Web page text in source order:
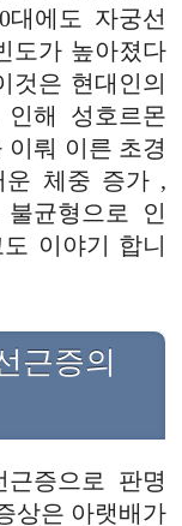
대에도 자궁선
도가 높아졌다
것은 현대인의
인해 성호르몬
이뤄 이른 초경
운 체중 증가 ,
불균형으로 인
이야기 합니
근증의
근증으로 판명
상은 아랫배가